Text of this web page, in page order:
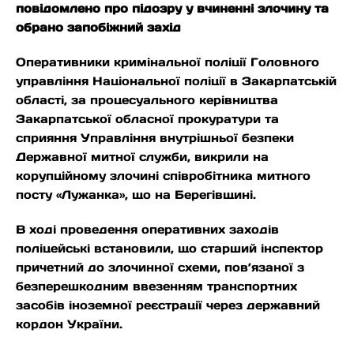
повідомлено про підозру у вчиненні злочину та
обрано запобіжний захід
Оперативники кримінальної поліції Головного
управління Національної поліції в Закарпатській
області, за процесуального керівництва
Закарпатської обласної прокуратури та
сприяння Управління внутрішньої безпеки
Державної митної служби, викрили на
корупційному злочині співробітника митного
посту «Лужанка», що на Берегівщині.
В ході проведення оперативних заходів
поліцейські встановили, що старший інспектор
причетний до злочинної схеми, пов’язаної з
безперешкодним ввезенням транспортних
засобів іноземної реєстрації через державний
кордон України.